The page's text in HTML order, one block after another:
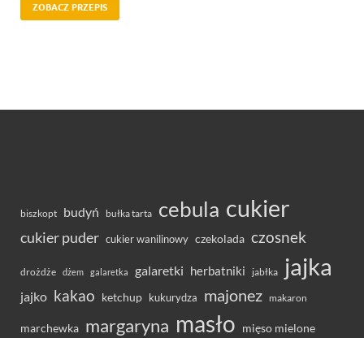
ZOBACZ PRZEPIS
biszkopt budyń bułka tarta cebula cukier
cukier puder cukier wanilinowy czekolada czosnek
drożdże dżem galaretka galaretki herbatniki jabłka jajka
jajko kakao ketchup kukurydza majonez makaron
marchewka margaryna masło mięso mielone